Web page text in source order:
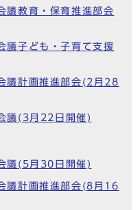
議教育・保育推進部会
議子ども・子育て支援
議計画推進部会(2月28
議(3月22日開催)
議(5月30日開催)
議計画推進部会(8月16